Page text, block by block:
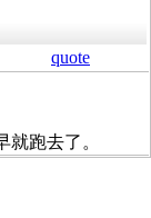
quote
跑去了。